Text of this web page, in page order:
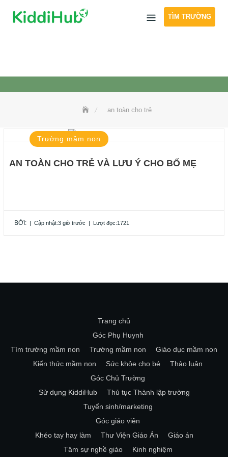
TÌM TRƯỜNG
an toàn cho trẻ
Trường mầm non
AN TOÀN CHO TRẺ VÀ LƯU Ý CHO BỐ MẸ
BỞI: | Cập nhật:3 giờ trước | Lượt đọc:1721
Trang chủ
Góc Phụ Huynh
Tìm trường mầm non
Trường mầm non
Giáo dục mầm non
Kiến thức mầm non
Sức khỏe cho bé
Thảo luận
Góc Chủ Trường
Sử dụng KiddiHub
Thủ tục Thành lập trường
Tuyển sinh/marketing
Góc giáo viên
Khéo tay hay làm
Thư Viện Giáo Án
Giáo án
Tâm sự nghề giáo
Kinh nghiệm